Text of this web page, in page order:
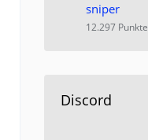
sniper
12.297 Punkte
Discord